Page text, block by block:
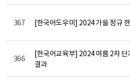
367 [한국어도우미] 2024 가을 정규
366
[한국어교육부] 2024 여름 2차 단
결과